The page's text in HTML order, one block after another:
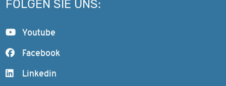
FOLGEN SIE UNS:
Youtube
Facebook
Linkedin